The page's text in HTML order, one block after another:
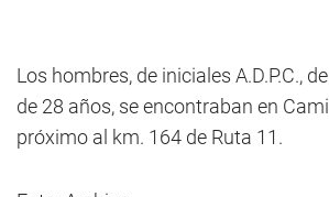
Los hombres, de iniciales A.D.P.C.,
de 28 años, se encontraban en
próximo al km. 164 de Ruta 11.